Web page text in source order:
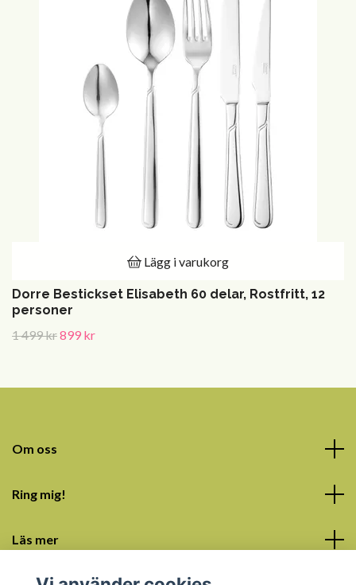
Lägg i varukorg
Dorre Bestickset Elisabeth 60 delar, Rostfritt, 12
personer
1 499 kr899 kr
Om oss
Ring mig!
Läs mer